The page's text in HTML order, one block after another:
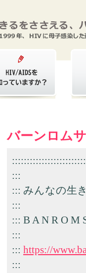
バーンロム
:::
::: みんなの生
:::
::: B A N R O M
:::
::: https://
:::